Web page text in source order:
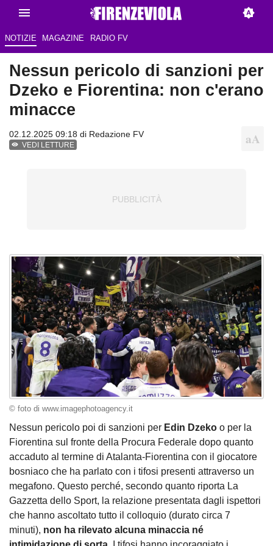
NOTIZIE MAGAZINE RADIO FV
Nessun pericolo di sanzioni per
Dzeko e Fiorentina: non c'erano
minacce
02.12.2025 09:18 di Redazione FV
VEDI LETTURE
© foto di www.imagephotoagency.it
Nessun pericolo poi di sanzioni per Edin Dzeko o per la
Fiorentina sul fronte della Procura Federale dopo quanto
accaduto al termine di Atalanta-Fiorentina con il giocatore
bosniaco che ha parlato con i tifosi presenti attraverso un
megafono. Questo perché, secondo quanto riporta La
Gazzetta dello Sport, la relazione presentata dagli ispettori
che hanno ascoltato tutto il colloquio (durato circa 7
minuti), non ha rilevato alcuna minaccia né